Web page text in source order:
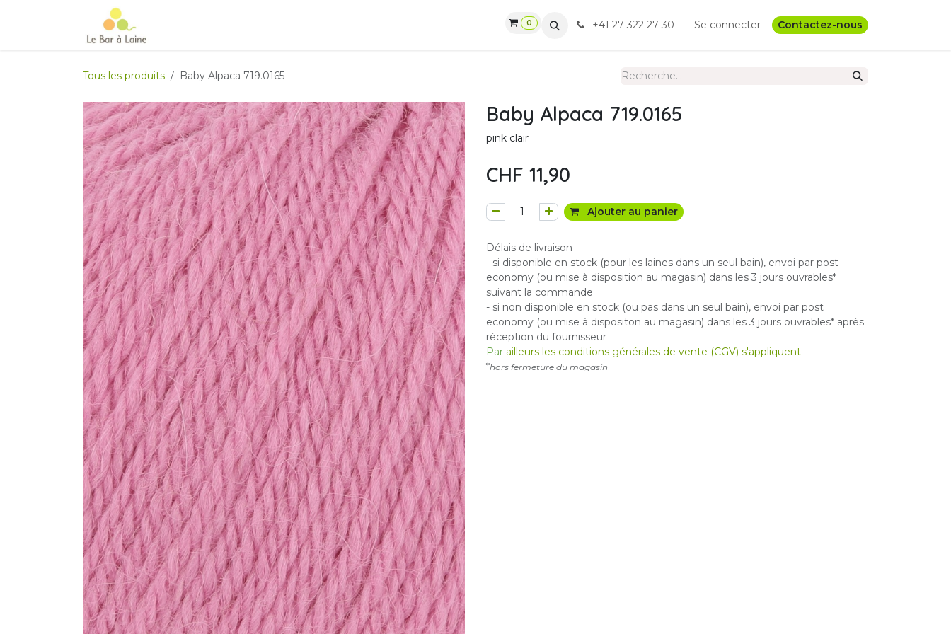
Se rendre au contenu
CGV 0 +41 27 322 27 30 Se connecter Contactez-nous
Tous les produits Baby Alpaca 719.0165
Baby Alpaca 719.0165
pink clair
CHF 11,90
Ajouter au panier
Délais de livraison
- si disponible en stock (pour les laines dans un seul bain), envoi par post
economy (ou mise à disposition au magasin) dans les 3 jours ouvrables*
suivant la commande
- si non disponible en stock (ou pas dans un seul bain), envoi par post
economy (ou mise à dispositon au magasin) dans les 3 jours ouvrables* après
réception du fournisseur
Par ailleurs les conditions générales de vente (CGV) s'appliquent
*hors fermeture du magasin